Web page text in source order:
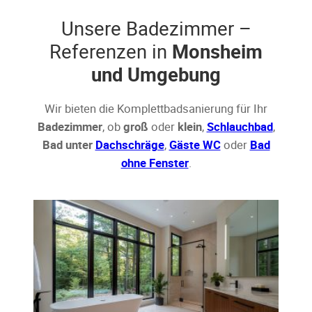
Unsere Badezimmer –
Referenzen in Monsheim
und Umgebung
Wir bieten die Komplettbadsanierung für Ihr
Badezimmer, obgroß oder klein,Schlauchbad,
Bad unter Dachschräge,Gäste WCoder Bad
ohne Fenster.